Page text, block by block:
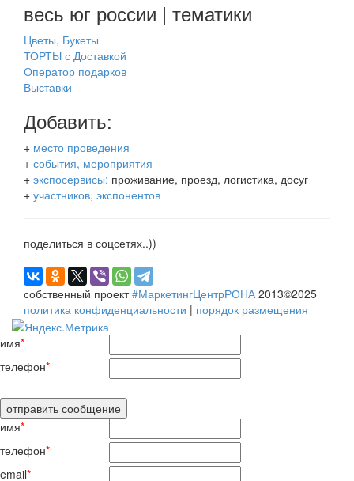
весь юг россии | тематики
Цветы, Букеты
ТОРТЫ с Доставкой
Оператор подарков
Выставки
Добавить:
+ место проведения
+ события, мероприятия
+ экспосервисы: проживание, проезд, логистика, досуг
+ участников, экспонентов
поделиться в соцсетях..))
собственный проект#МаркетингЦентрРОНА 2013©2025
политика конфиденциальности | порядок размещения
имя*
телефон*
имя*
телефон*
email*